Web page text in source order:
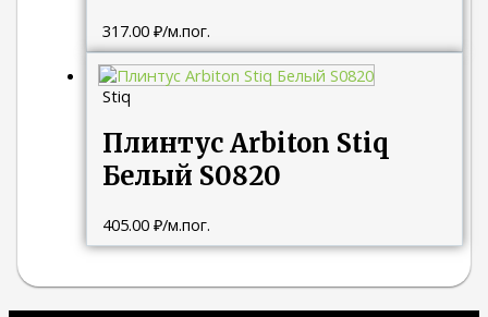
317.00₽/м.пог.
Stiq
Плинтус Arbiton Stiq
Белый S0820
405.00₽/м.пог.